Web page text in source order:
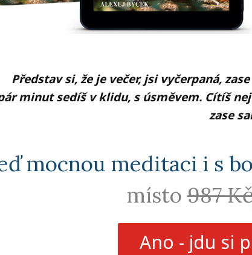
Představ si, že je večer, jsi vyčerpaná,
minut sedíš v klidu, s úsměvem. Cítíš
zase
mocnou meditaci i s
místo 987
Ano - jdu si